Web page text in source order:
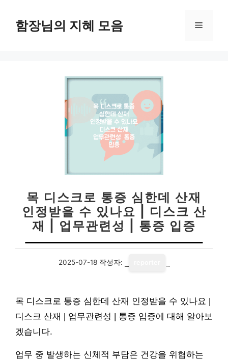
함장님의 지혜 모음 메
목 디스크로 통증 심한데 산재
인정받을 수 있나요 | 디스크 산
재 | 업무관련성 | 통증 입증
2025-07-18 작성자:
목 디스크로 통증 심한데 산재 인정받을 수 있나요 |
디스크 산재 | 업무관련성 | 통증 입증에 대해 알아보
겠습니다.
업무 중 발생하는 신체적 부담은 건강을 위협하는